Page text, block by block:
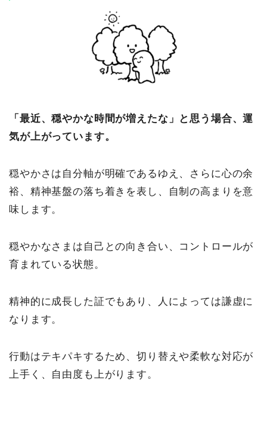
「最近、穏やかな時間が増えたな」と思う場合、運
気が上がっています。
穏やかさは自分軸が明確であるゆえ、さらに心の余
裕、精神基盤の落ち着きを表し、自制の高まりを意
味します。
穏やかなさまは自己との向き合い、コントロールが
育まれている状態。
精神的に成長した証でもあり、人によっては謙虚に
なります。
行動はテキパキするため、切り替えや柔軟な対応が
上手く、自由度も上がります。